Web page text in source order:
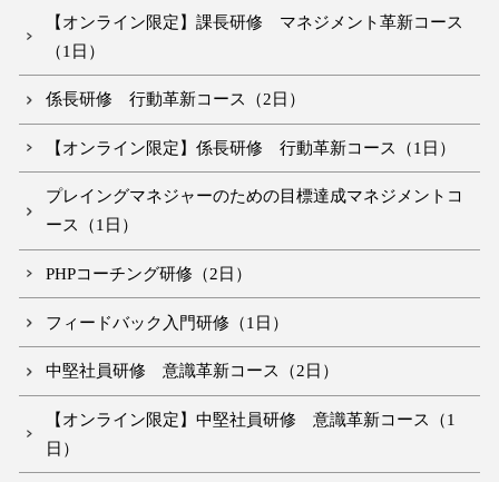
【オンライン限定】課長研修 マネジメント革新コース
（1日）
係長研修 行動革新コース（2日）
【オンライン限定】係長研修 行動革新コース（1日）
プレイングマネジャーのための目標達成マネジメントコ
ース（1日）
PHPコーチング研修（2日）
フィードバック入門研修（1日）
中堅社員研修 意識革新コース（2日）
【オンライン限定】中堅社員研修 意識革新コース（1
日）